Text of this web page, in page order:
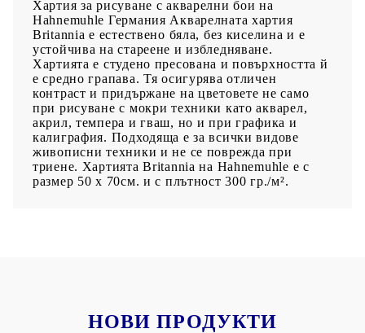
Хартия за рисуване с акварелни бои на
Hahnemuhle Германия Акварелната хартия
Britannia е естествено бяла, без киселина и е
устойчива на стареене и избледняване.
Хартията е студено пресована и повърхността й
е средно грапава. Тя осигурява отличен
контраст и придържане на цветовете не само
при рисуване с мокри техники като акварел,
акрил, темпера и гваш, но и при графика и
калиграфия. Подходяща е за всички видове
живописни техники и не се поврежда при
триене. Хартията Britannia на Hahnemuhle e с
размер 50 х 70см. и с плътност 300 гр./м².
НОВИ ПРОДУКТИ